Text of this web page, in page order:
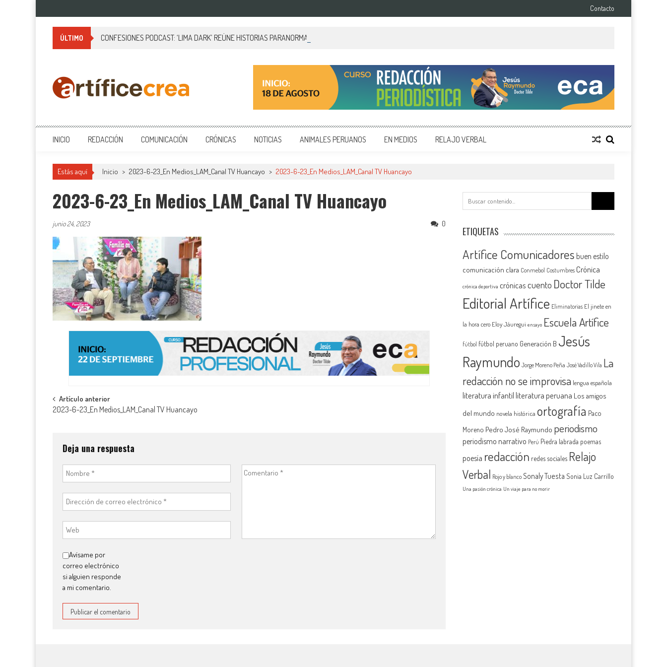
al
contenido
Contacto
ÚLTIMO CONFESIONES PODCAST: ‘LIMA DARK’ REÚNE HISTORIAS PARANORMALES DE PALACIO DE GOBIERNO
Blog de Artífice Comunicadores, elaboramos contenidos periodísticos y editoriales en diversos formatos, capacitamos en temas de comunicación y educación.
INICIO REDACCIÓN COMUNICACIÓN CRÓNICAS NOTICIAS ANIMALES PERUANOS EN MEDIOS RELAJO VERBAL
Estás aquí Inicio > 2023-6-23_En Medios_LAM_Canal TV Huancayo > 2023-6-23_En Medios_LAM_Canal TV Huancayo
2023-6-23_En Medios_LAM_Canal TV Huancayo
junio 24, 2023 0
Navegación
entradas
Artículo anterior
2023-6-23_En Medios_LAM_Canal TV Huancayo
Deja una respuesta
Avísame por
correo electrónico
si alguien responde
a mi comentario.
ETIQUETAS
Artífice Comunicadores buen estilo
comunicación clara Conmebol Costumbres Crónica
crónica deportiva crónicas cuento Doctor Tilde
Editorial Artífice Eliminatorias El jinete en
la hora cero Eloy Jáuregui ensayo Escuela Artífice
fútbol fútbol peruano Generación B Jesús
Raymundo Jorge Moreno Peña José Vadillo Vila La
redacción no se improvisa lengua española
literatura infantil literatura peruana Los amigos
del mundo novela histórica ortografía Paco
Moreno Pedro José Raymundo periodismo
periodismo narrativo Perú Piedra labrada poemas
poesía redacción redes sociales Relajo
Verbal Rojo y blanco Sonaly Tuesta Sonia Luz Carrillo
Una pasión crónica Un viaje para no morir